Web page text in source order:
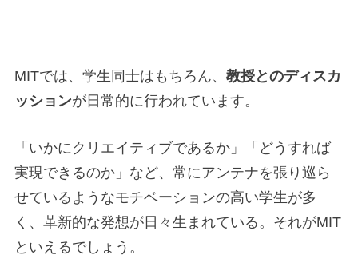
MITでは、学生同士はもちろん、 教授とのディスカ
ッションが日常的に行われています。
「いかにクリエイティブであるか」「どうすれば
実現できるのか」など、常にアンテナを張り巡ら
せているようなモチベーションの高い学生が多
く、革新的な発想が日々生まれている。それがMIT
といえるでしょう。